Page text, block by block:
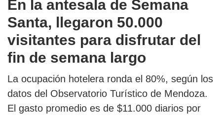
En la antesala de Semana
Santa, llegaron 50.000
visitantes para disfrutar del
fin de semana largo
La ocupación hotelera ronda el 80%, según los
datos del Observatorio Turístico de Mendoza.
El gasto promedio es de $11.000 diarios por